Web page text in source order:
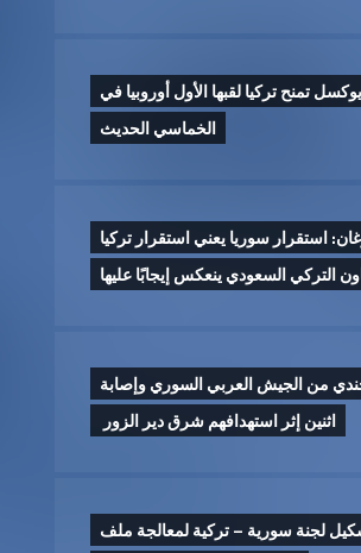
تمنح تركيا لقبها الأول أوروبيا في
الخماسي الحديث
استقرار سوريا يعني استقرار تركيا
التركي السعودي ينعكس إيجابًا عليها
من الجيش العربي السوري وإصابة
اثنين إثر ‏استهدافهم شرق دير الزور ‏
لجنة سورية – تركية لمعالجة ملف